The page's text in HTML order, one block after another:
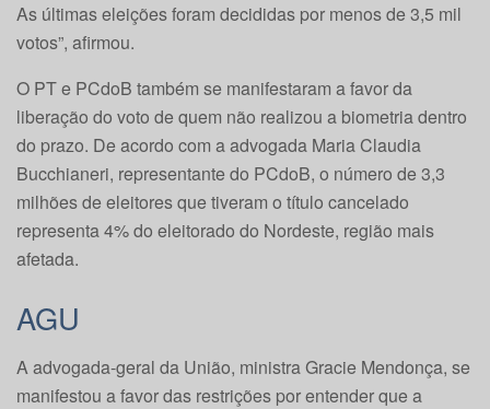
As últimas eleições foram decididas por menos de 3,5 mil
votos”, afirmou.
O PT e PCdoB também se manifestaram a favor da
liberação do voto de quem não realizou a biometria dentro
do prazo. De acordo com a advogada Maria Claudia
Bucchianeri, representante do PCdoB, o número de 3,3
milhões de eleitores que tiveram o título cancelado
representa 4% do eleitorado do Nordeste, região mais
afetada.
AGU
A advogada-geral da União, ministra Gracie Mendonça, se
manifestou a favor das restrições por entender que a